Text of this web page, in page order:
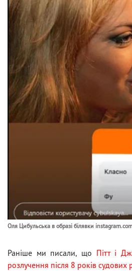
Оля Цибульська в образі білявки
Раніше ми писали, що Пітт і
розлучення після 8 років судових